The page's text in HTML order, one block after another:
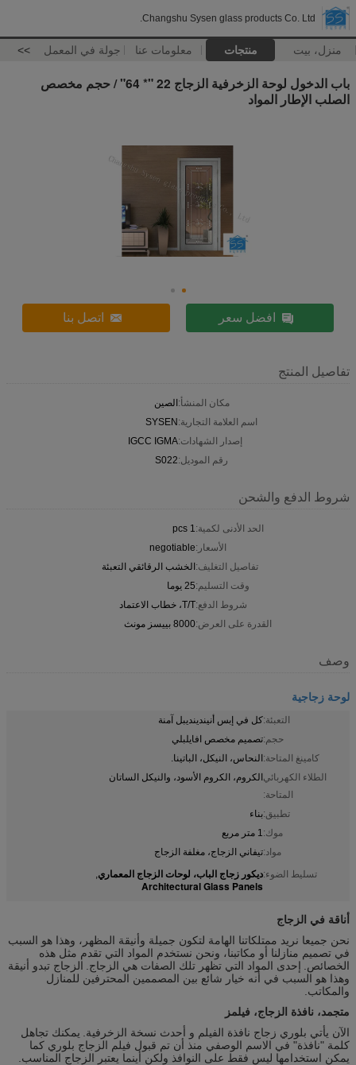
Changshu Sysen glass products Co. Ltd.
منزل، بيت منتجات معلومات عنا جولة في المعمل >>
باب الدخول لوحة الزخرفية الزجاج 22 "* 64" / حجم مخصص
الصلب الإطار المواد
افضل سعر اتصل بنا
تفاصيل المنتج
مكان المنشأ:الصين
اسم العلامة التجارية:SYSEN
إصدار الشهادات:IGCC IGMA
رقم الموديل:S022
شروط الدفع والشحن
الحد الأدنى لكمية:1 pcs
الأسعار:negotiable
تفاصيل التغليف:الخشب الرقائقي التعبئة
وقت التسليم:25 يوما
شروط الدفع:T/T، خطاب الاعتماد
القدرة على العرض:8000 بييسز مونث
وصف
لوحة زجاجية
التعبئة:كل في إبس أنيندينديبل آمنة
حجم:تصميم مخصص افايلبلي
كامينغ المتاحة:النحاس، النيكل، الباتينا.
الطلاء الكهربائي
المتاحة:
الكروم، الكروم الأسود، والنيكل الساتان
تطبيق:بناء
موك:1 متر مربع
مواد:تيفاني الزجاج، مغلفة الزجاج
تسليط الضوء:ديكور زجاج الباب، لوحات الزجاج المعماري,
Architectural Glass Panels
أناقة في الزجاج
نحن جميعا نريد ممتلكاتنا الهامة لتكون جميلة وأنيقة المظهر، وهذا هو السبب
في تصميم منازلنا أو مكاتبنا، ونحن نستخدم المواد التي تقدم مثل هذه
الخصائص.
إحدى المواد التي تظهر تلك الصفات هي الزجاج.
الزجاج تبدو أنيقة
وهذا هو السبب في أنه خيار شائع بين المصممين المحترفين للمنازل
والمكاتب.
متجمد، نافذة الزجاج، فيلمز
الآن يأتي بلوري زجاج نافذة الفيلم و أحدث نسخة الزخرفية. يمكنك تجاهل
كلمة "نافذة" في الاسم الوصفي منذ أن تم قبول فيلم الزجاج بلوري كما
يمكن استخدامها ليس فقط على النوافذ ولكن أينما يعتبر الزجاج المناسب.